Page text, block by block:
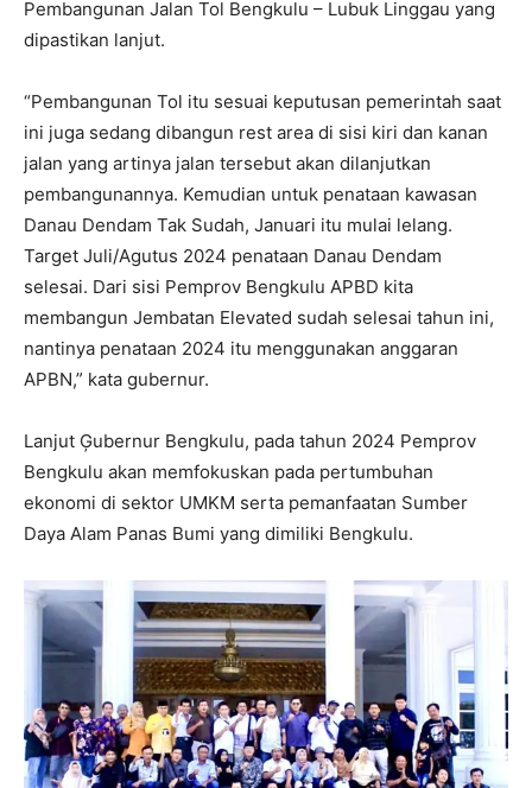
Pembangunan Jalan Tol Bengkulu – Lubuk Linggau yang
dipastikan lanjut.
“Pembangunan Tol itu sesuai keputusan pemerintah saat
ini juga sedang dibangun rest area di sisi kiri dan kanan
jalan yang artinya jalan tersebut akan dilanjutkan
pembangunannya. Kemudian untuk penataan kawasan
Danau Dendam Tak Sudah, Januari itu mulai lelang.
Target Juli/Agutus 2024 penataan Danau Dendam
selesai. Dari sisi Pemprov Bengkulu APBD kita
membangun Jembatan Elevated sudah selesai tahun ini,
nantinya penataan 2024 itu menggunakan anggaran
APBN,” kata gubernur.
Lanjut Ģubernur Bengkulu, pada tahun 2024 Pemprov
Bengkulu akan memfokuskan pada pertumbuhan
ekonomi di sektor UMKM serta pemanfaatan Sumber
Daya Alam Panas Bumi yang dimiliki Bengkulu.